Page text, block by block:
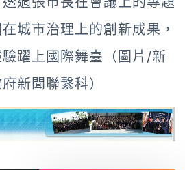
城市治理上的創新成果，
躍上國際舞臺（圖片/新
新聞聯繫科）